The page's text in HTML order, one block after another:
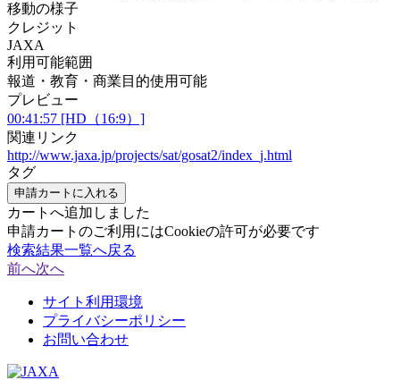
移動の様子
クレジット
JAXA
利用可能範囲
報道・教育・商業目的使用可能
プレビュー
00:41:57 [HD（16:9）]
関連リンク
http://www.jaxa.jp/projects/sat/gosat2/index_j.html
タグ
申請カートに入れる
カートへ追加しました
申請カートのご利用にはCookieの許可が必要です
検索結果一覧へ戻る
前へ次へ
サイト利用環境
プライバシーポリシー
お問い合わせ